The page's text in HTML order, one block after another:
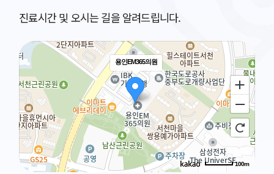
진료시간 및 오시는 길을 알려드립니다.
용인EM365의원
100m